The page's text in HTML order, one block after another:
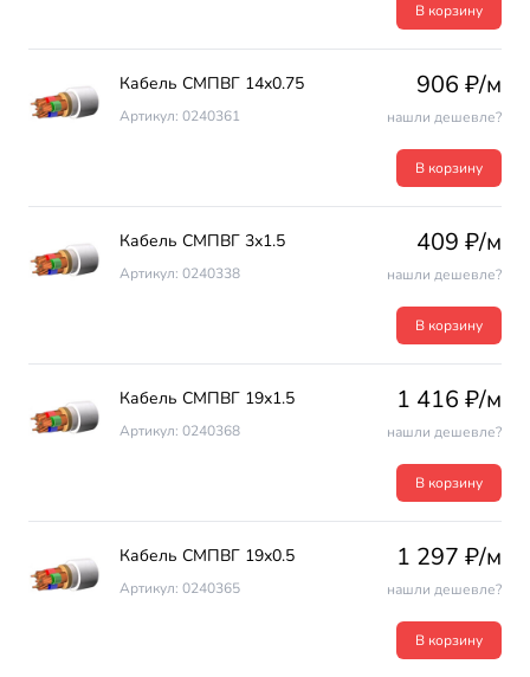
В корзину
Кабель СМПВГ 14х0.75
Артикул: 0240361
906 ₽/м
нашли дешевле?
В корзину
Кабель СМПВГ 3х1.5
Артикул: 0240338
409 ₽/м
нашли дешевле?
В корзину
Кабель СМПВГ 19х1.5
Артикул: 0240368
1 416 ₽/м
нашли дешевле?
В корзину
Кабель СМПВГ 19х0.5
Артикул: 0240365
1 297 ₽/м
нашли дешевле?
В корзину